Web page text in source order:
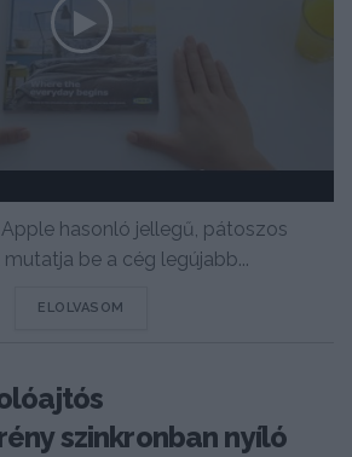
hasonló jellegű, pátoszos
be a cég legújabb...
ELOLVASOM
szinkronban nyíló